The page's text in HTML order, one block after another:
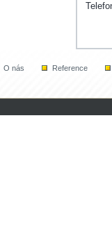
O nás Reference